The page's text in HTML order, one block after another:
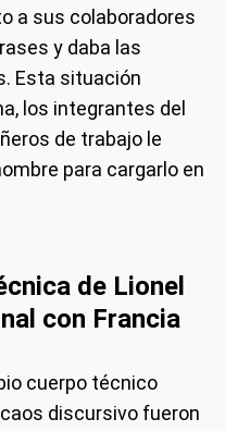
a sus colaboradores
y daba las
Esta situación
los integrantes del
de trabajo le
para cargarlo en
de Lionel
con Francia
cuerpo técnico
discursivo fueron